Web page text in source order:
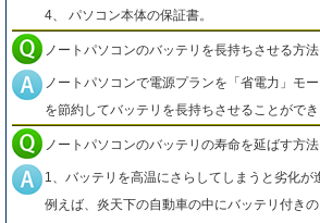
4、 パソコン本体の保証書。
ノートパソコンのバッテリを長持ちさせる方法
ノートパソコンで電源プランを「省電力」モ
を節約してバッテリを長持ちさせることができ
ノートパソコンのバッテリの寿命を延ばす方法
1、バッテリを高温にさらしてしまうと劣化が
例えば、炎天下の自動車の中にバッテリ付き